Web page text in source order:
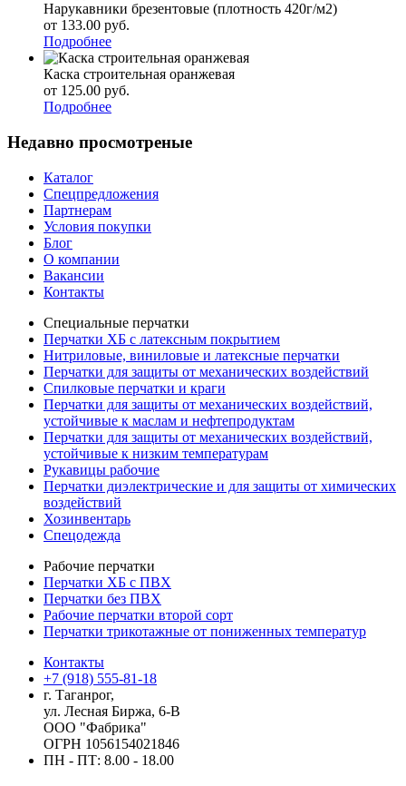
Нарукавники брезентовые (плотность 420г/м2)
от 133.00 руб.
Подробнее
Каска строительная оранжевая
от 125.00 руб.
Подробнее
Недавно просмотреные
Каталог
Спецпредложения
Партнерам
Условия покупки
Блог
О компании
Вакансии
Контакты
Специальные перчатки
Перчатки ХБ с латексным покрытием
Нитриловые, виниловые и латексные перчатки
Перчатки для защиты от механических воздействий
Cпилковые перчатки и краги
Перчатки для защиты от механических воздействий,
устойчивые к маслам и нефтепродуктам
Перчатки для защиты от механических воздействий,
устойчивые к низким температурам
Рукавицы рабочие
Перчатки диэлектрические и для защиты от химических
воздействий
Хозинвентарь
Спецодежда
Рабочие перчатки
Перчатки ХБ с ПВХ
Перчатки без ПВХ
Рабочие перчатки второй сорт
Перчатки трикотажные от пониженных температур
Контакты
+7 (918) 555-81-18
г. Таганрог,
ул. Лесная Биржа, 6-В
ООО "Фабрика"
ОГРН 1056154021846
ПН - ПТ: 8.00 - 18.00